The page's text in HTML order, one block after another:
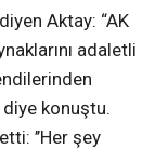
Aktay: “AK
adaletli
konuştu.
’’Her şey